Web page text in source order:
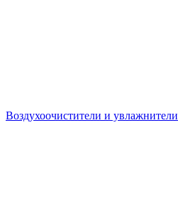
Воздухоочистители и увлажнители